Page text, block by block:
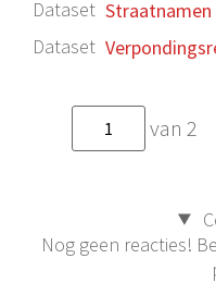
Dataset Straatnamen
Dataset
van 2
Nog geen reacties!